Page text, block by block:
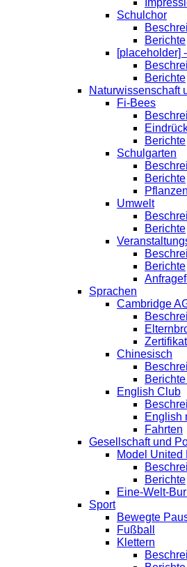
Schulchor
Berichte
[placeholder]
Berichte
Naturwissenschaft
Fi-Bees
Berichte
Schulgarten
Berichte
Umwelt
Berichte
Berichte
Sprachen
Cambridge
Chinesisch
English Club
English
Fahrten
Gesellschaft und
Model United
Berichte
Eine-Welt-
Sport
Bewegte
Fußball
Klettern